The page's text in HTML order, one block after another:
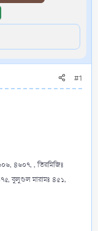
#1
৪৬০৭, , তিরমিজিঃ
বুলুগুল মারামঃ ৪৫১,